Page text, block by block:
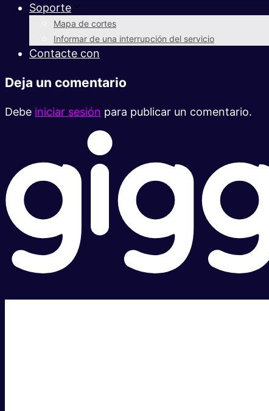
Soporte
Mapa de cortes
Informar de una interrupción del servicio
Contacte con
Deja un comentario
Debe iniciar sesión para publicar un comentario.